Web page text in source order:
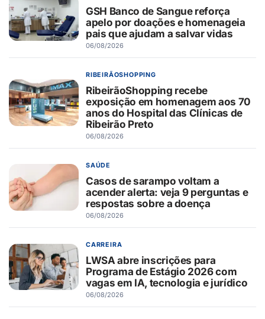
GSH Banco de Sangue reforça
apelo por doações e homenageia
pais que ajudam a salvar vidas
06/08/2026
RIBEIRÃOSHOPPING
RibeirãoShopping recebe
exposição em homenagem aos 70
anos do Hospital das Clínicas de
Ribeirão Preto
06/08/2026
SAÚDE
Casos de sarampo voltam a
acender alerta: veja 9 perguntas e
respostas sobre a doença
06/08/2026
CARREIRA
LWSA abre inscrições para
Programa de Estágio 2026 com
vagas em IA, tecnologia e jurídico
06/08/2026